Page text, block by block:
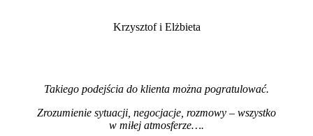
Krzysztof i Elżbieta
Takiego podejścia do klienta można pogratulować.
Zrozumienie sytuacji, negocjacje, rozmowy – wszystko
w miłej atmosferze….